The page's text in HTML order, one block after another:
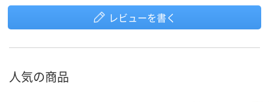
レビューを書く
人気の商品